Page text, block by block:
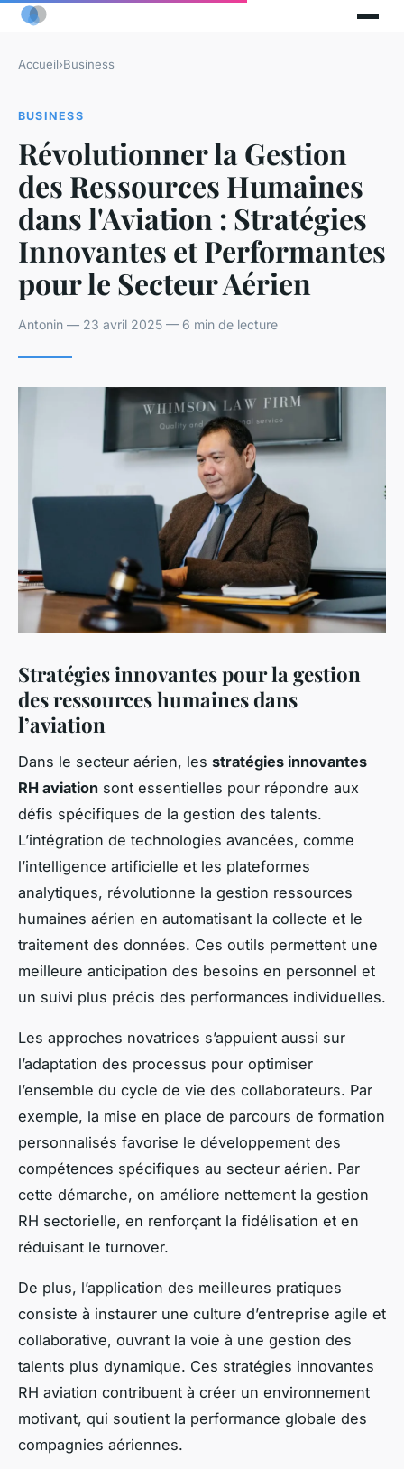
Accueil›Business
BUSINESS
Révolutionner la Gestion
des Ressources Humaines
dans l'Aviation : Stratégies
Innovantes et Performantes
pour le Secteur Aérien
Antonin — 23 avril 2025 — 6 min de lecture
Stratégies innovantes pour la gestion
des ressources humaines dans
l’aviation
Dans le secteur aérien, les stratégies innovantes
RH aviation sont essentielles pour répondre aux
défis spécifiques de la gestion des talents.
L’intégration de technologies avancées, comme
l’intelligence artificielle et les plateformes
analytiques, révolutionne la gestion ressources
humaines aérien en automatisant la collecte et le
traitement des données. Ces outils permettent une
meilleure anticipation des besoins en personnel et
un suivi plus précis des performances individuelles.
Les approches novatrices s’appuient aussi sur
l’adaptation des processus pour optimiser
l’ensemble du cycle de vie des collaborateurs. Par
exemple, la mise en place de parcours de formation
personnalisés favorise le développement des
compétences spécifiques au secteur aérien. Par
cette démarche, on améliore nettement la gestion
RH sectorielle, en renforçant la fidélisation et en
réduisant le turnover.
De plus, l’application des meilleures pratiques
consiste à instaurer une culture d’entreprise agile et
collaborative, ouvrant la voie à une gestion des
talents plus dynamique. Ces stratégies innovantes
RH aviation contribuent à créer un environnement
motivant, qui soutient la performance globale des
compagnies aériennes.